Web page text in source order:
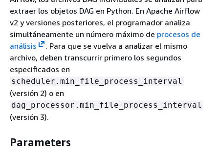
extraer los objetos DAG en Python. En Apache Airflow
v2 y versiones posteriores, el programador analiza
simultáneamente un número máximo de procesos de
análisis
. Para que se vuelva a analizar el mismo
archivo, deben transcurrir primero los segundos
especificados en
scheduler.min_file_process_interval
(versión 2) o en
dag_processor.min_file_process_interval
(versión 3).
Parameters